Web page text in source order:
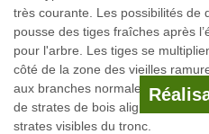
très courante. Les possibilités de
pousse des tiges fraîches après
pour l'arbre. Les tiges se
côté de la zone des vieilles
aux branches normales qui
de strates de bois alignés, ces
strates visibles du tronc.